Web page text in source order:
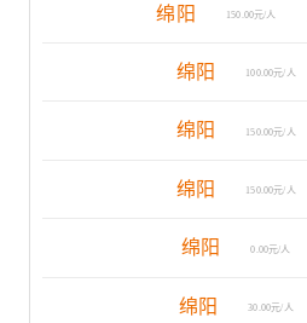
绵阳 150.00元/人
绵阳 100.00元/人
绵阳 150.00元/人
绵阳 150.00元/人
绵阳 0.00元/人
绵阳 30.00元/人